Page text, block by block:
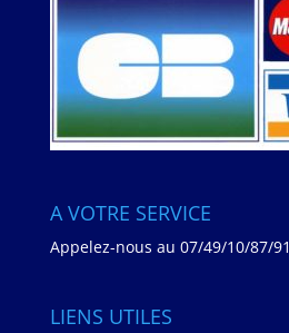
A VOTRE SERVICE
Appelez-nous au 07/49/10/87/91
LIENS UTILES